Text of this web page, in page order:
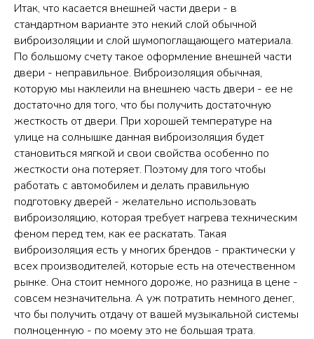
Итак, что касается внешней части двери - в
стандартном варианте это некий слой обычной
виброизоляции и слой шумопоглащающего материала.
По большому счету такое оформление внешней части
двери - неправильное. Виброизоляция обычная,
которую мы наклеили на внешнею часть двери - ее не
достаточно для того, что бы получить достаточную
жесткость от двери. При хорошей температуре на
улице на солнышке данная виброизоляция будет
становиться мягкой и свои свойства особенно по
жесткости она потеряет. Поэтому для того чтобы
работать с автомобилем и делать правильную
подготовку дверей - желательно использовать
виброизоляцию, которая требует нагрева техническим
феном перед тем, как ее раскатать. Такая
виброизоляция есть у многих брендов - практически у
всех производителей, которые есть на отечественном
рынке. Она стоит немного дороже, но разница в цене -
совсем незначительна. А уж потратить немного денег,
что бы получить отдачу от вашей музыкальной системы
полноценную - по моему это не большая трата.